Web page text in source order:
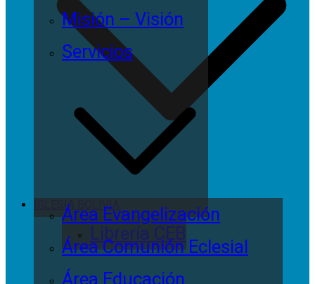
Misión – Visión
Servicios
Librería CEB
Área Evangelización
Área Comunión Eclesial
Área Educación
IGLESIA BOLIVIA